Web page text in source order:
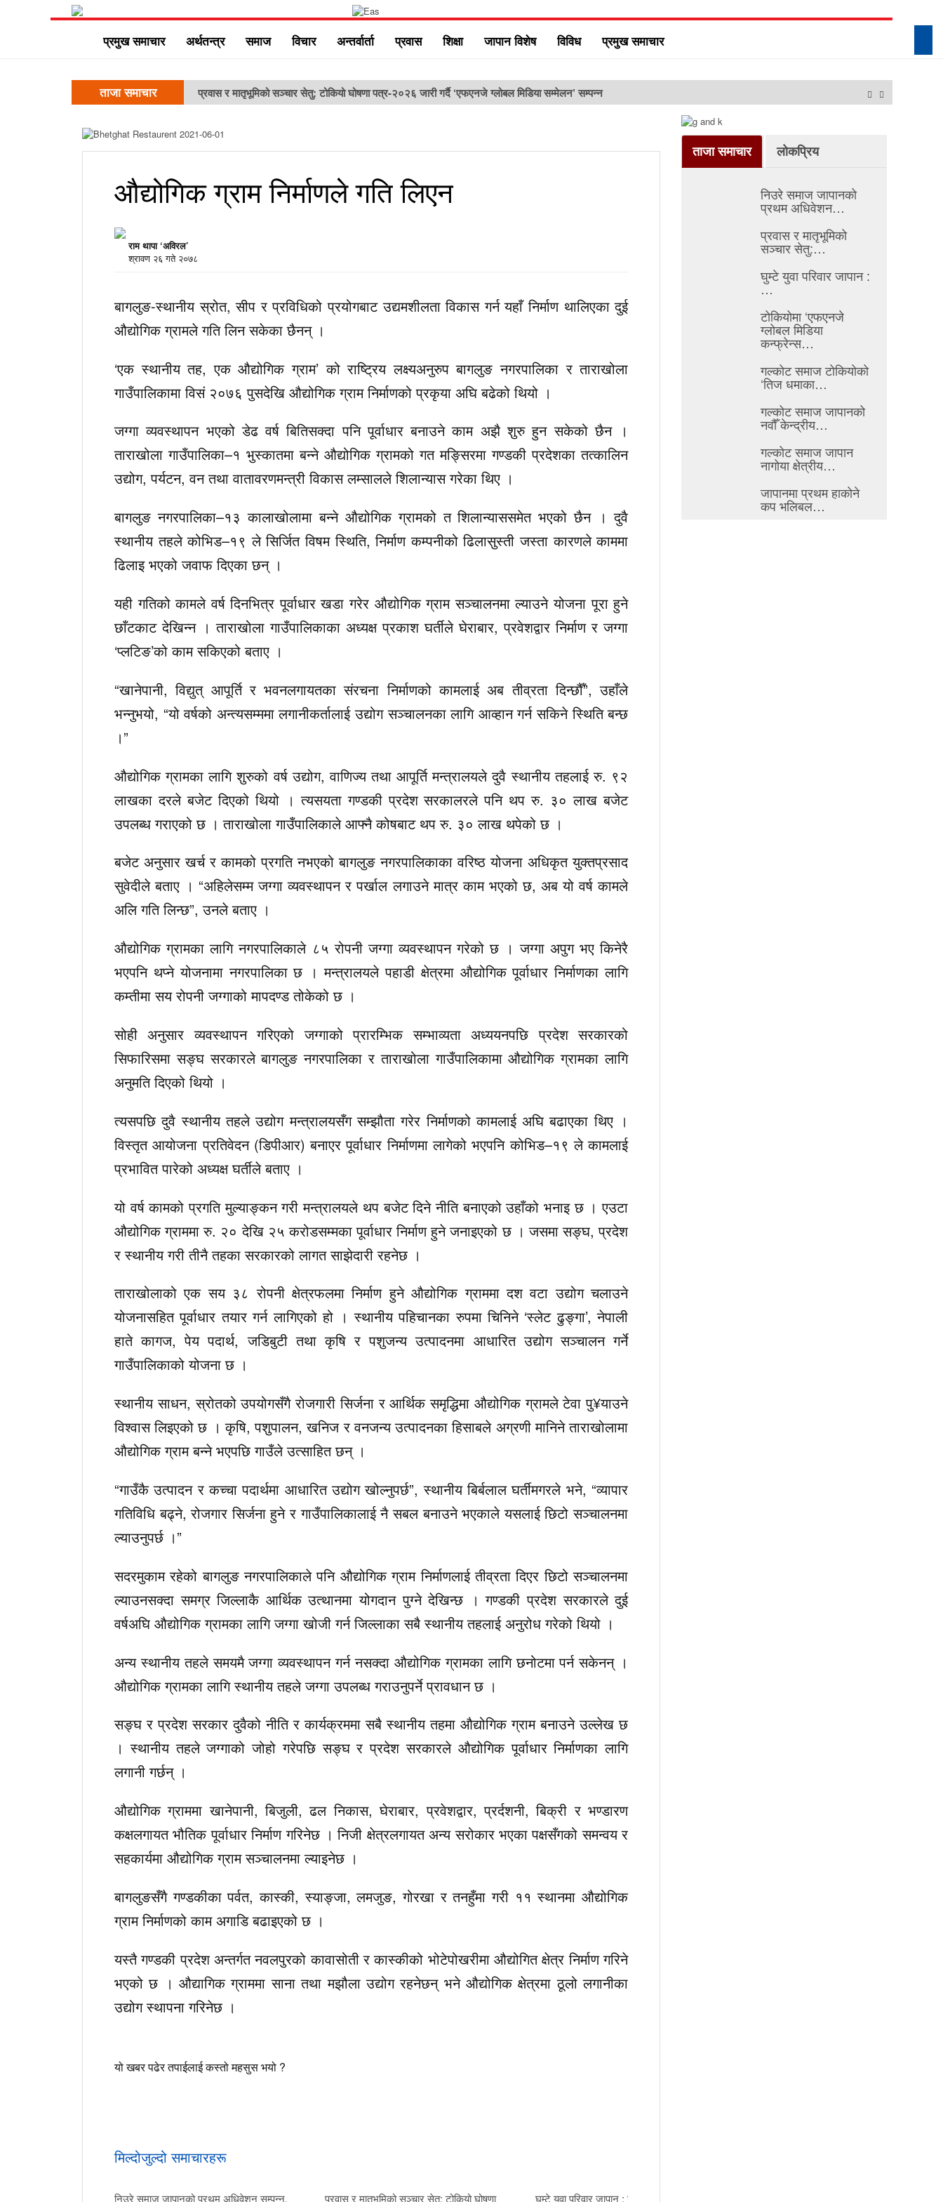
प्रमुख समाचार अर्थतन्त्र समाज विचार अन्तर्वार्ता प्रवास शिक्षा जापान विशेष विविध प्रमुख समाचार
ताजा समाचार प्रवास र मातृभूमिको सञ्चार सेतु: टोकियो घोषणा पत्र-२०२६ जारी गर्दै ‘एफएनजे ग्लोबल मिडिया सम्मेलन’ सम्पन्न टोकियोमा ‘एफएनजे
औद्योगिक ग्राम निर्माणले गति लिएन
राम थापा ‘अविरल’
श्रावण २६ गते २०७८
बागलुङ-स्थानीय स्रोत, सीप र प्रविधिको प्रयोगबाट उद्यमशीलता विकास गर्न यहाँ निर्माण थालिएका दुई
औद्योगिक ग्रामले गति लिन सकेका छैनन् ।
‘एक स्थानीय तह, एक औद्योगिक ग्राम’ को राष्ट्रिय लक्ष्यअनुरुप बागलुङ नगरपालिका र ताराखोला
गाउँपालिकामा विसं २०७६ पुसदेखि औद्योगिक ग्राम निर्माणको प्रकृया अघि बढेको थियो ।
जग्गा व्यवस्थापन भएको डेढ वर्ष बितिसक्दा पनि पूर्वाधार बनाउने काम अझै शुरु हुन सकेको छैन ।
ताराखोला गाउँपालिका–१ भुस्कातमा बन्ने औद्योगिक ग्रामको गत मङ्सिरमा गण्डकी प्रदेशका तत्कालिन
उद्योग, पर्यटन, वन तथा वातावरणमन्त्री विकास लम्सालले शिलान्यास गरेका थिए ।
बागलुङ नगरपालिका–१३ कालाखोलामा बन्ने औद्योगिक ग्रामको त शिलान्याससमेत भएको छैन । दुवै
स्थानीय तहले कोभिड–१९ ले सिर्जित विषम स्थिति, निर्माण कम्पनीको ढिलासुस्ती जस्ता कारणले काममा
ढिलाइ भएको जवाफ दिएका छन् ।
यही गतिको कामले वर्ष दिनभित्र पूर्वाधार खडा गरेर औद्योगिक ग्राम सञ्चालनमा ल्याउने योजना पूरा हुने
छाँटकाट देखिन्न । ताराखोला गाउँपालिकाका अध्यक्ष प्रकाश घर्तीले घेराबार, प्रवेशद्वार निर्माण र जग्गा
‘प्लटिङ’को काम सकिएको बताए ।
“खानेपानी, विद्युत् आपूर्ति र भवनलगायतका संरचना निर्माणको कामलाई अब तीव्रता दिन्छौँ”, उहाँले
भन्नुभयो, “यो वर्षको अन्त्यसम्ममा लगानीकर्तालाई उद्योग सञ्चालनका लागि आव्हान गर्न सकिने स्थिति बन्छ
।”
औद्योगिक ग्रामका लागि शुरुको वर्ष उद्योग, वाणिज्य तथा आपूर्ति मन्त्रालयले दुवै स्थानीय तहलाई रु. ९२
लाखका दरले बजेट दिएको थियो । त्यसयता गण्डकी प्रदेश सरकालरले पनि थप रु. ३० लाख बजेट
उपलब्ध गराएको छ । ताराखोला गाउँपालिकाले आफ्नै कोषबाट थप रु. ३० लाख थपेको छ ।
बजेट अनुसार खर्च र कामको प्रगति नभएको बागलुङ नगरपालिकाका वरिष्ठ योजना अधिकृत युक्तप्रसाद
सुवेदीले बताए । “अहिलेसम्म जग्गा व्यवस्थापन र पर्खाल लगाउने मात्र काम भएको छ, अब यो वर्ष कामले
अलि गति लिन्छ”, उनले बताए ।
औद्योगिक ग्रामका लागि नगरपालिकाले ८५ रोपनी जग्गा व्यवस्थापन गरेको छ । जग्गा अपुग भए किनेरै
भएपनि थप्ने योजनामा नगरपालिका छ । मन्त्रालयले पहाडी क्षेत्रमा औद्योगिक पूर्वाधार निर्माणका लागि
कम्तीमा सय रोपनी जग्गाको मापदण्ड तोकेको छ ।
सोही अनुसार व्यवस्थापन गरिएको जग्गाको प्रारम्भिक सम्भाव्यता अध्ययनपछि प्रदेश सरकारको
सिफारिसमा सङ्घ सरकारले बागलुङ नगरपालिका र ताराखोला गाउँपालिकामा औद्योगिक ग्रामका लागि
अनुमति दिएको थियो ।
त्यसपछि दुवै स्थानीय तहले उद्योग मन्त्रालयसँग सम्झौता गरेर निर्माणको कामलाई अघि बढाएका थिए ।
विस्तृत आयोजना प्रतिवेदन (डिपीआर) बनाएर पूर्वाधार निर्माणमा लागेको भएपनि कोभिड–१९ ले कामलाई
प्रभावित पारेको अध्यक्ष घर्तीले बताए ।
यो वर्ष कामको प्रगति मुल्याङ्कन गरी मन्त्रालयले थप बजेट दिने नीति बनाएको उहाँको भनाइ छ । एउटा
औद्योगिक ग्राममा रु. २० देखि २५ करोडसम्मका पूर्वाधार निर्माण हुने जनाइएको छ । जसमा सङ्घ, प्रदेश
र स्थानीय गरी तीनै तहका सरकारको लागत साझेदारी रहनेछ ।
ताराखोलाको एक सय ३८ रोपनी क्षेत्रफलमा निर्माण हुने औद्योगिक ग्राममा दश वटा उद्योग चलाउने
योजनासहित पूर्वाधार तयार गर्न लागिएको हो । स्थानीय पहिचानका रुपमा चिनिने ‘स्लेट ढुङ्गा’, नेपाली
हाते कागज, पेय पदार्थ, जडिबुटी तथा कृषि र पशुजन्य उत्पादनमा आधारित उद्योग सञ्चालन गर्ने
गाउँपालिकाको योजना छ ।
स्थानीय साधन, स्रोतको उपयोगसँगै रोजगारी सिर्जना र आर्थिक समृद्धिमा औद्योगिक ग्रामले टेवा पु¥याउने
विश्वास लिइएको छ । कृषि, पशुपालन, खनिज र वनजन्य उत्पादनका हिसाबले अग्रणी मानिने ताराखोलामा
औद्योगिक ग्राम बन्ने भएपछि गाउँले उत्साहित छन् ।
“गाउँकै उत्पादन र कच्चा पदार्थमा आधारित उद्योग खोल्नुपर्छ”, स्थानीय बिर्बलाल घर्तीमगरले भने, “व्यापार
गतिविधि बढ्ने, रोजगार सिर्जना हुने र गाउँपालिकालाई नै सबल बनाउने भएकाले यसलाई छिटो सञ्चालनमा
ल्याउनुपर्छ ।”
सदरमुकाम रहेको बागलुङ नगरपालिकाले पनि औद्योगिक ग्राम निर्माणलाई तीव्रता दिएर छिटो सञ्चालनमा
ल्याउनसक्दा समग्र जिल्लाकै आर्थिक उत्थानमा योगदान पुग्ने देखिन्छ । गण्डकी प्रदेश सरकारले दुई
वर्षअघि औद्योगिक ग्रामका लागि जग्गा खोजी गर्न जिल्लाका सबै स्थानीय तहलाई अनुरोध गरेको थियो ।
अन्य स्थानीय तहले समयमै जग्गा व्यवस्थापन गर्न नसक्दा औद्योगिक ग्रामका लागि छनोटमा पर्न सकेनन् ।
औद्योगिक ग्रामका लागि स्थानीय तहले जग्गा उपलब्ध गराउनुपर्ने प्रावधान छ ।
सङ्घ र प्रदेश सरकार दुवैको नीति र कार्यक्रममा सबै स्थानीय तहमा औद्योगिक ग्राम बनाउने उल्लेख छ
। स्थानीय तहले जग्गाको जोहो गरेपछि सङ्घ र प्रदेश सरकारले औद्योगिक पूर्वाधार निर्माणका लागि
लगानी गर्छन् ।
औद्योगिक ग्राममा खानेपानी, बिजुली, ढल निकास, घेराबार, प्रवेशद्वार, प्रर्दशनी, बिक्री र भण्डारण
कक्षलगायत भौतिक पूर्वाधार निर्माण गरिनेछ । निजी क्षेत्रलगायत अन्य सरोकार भएका पक्षसँगको समन्वय र
सहकार्यमा औद्योगिक ग्राम सञ्चालनमा ल्याइनेछ ।
बागलुङसँगै गण्डकीका पर्वत, कास्की, स्याङ्जा, लमजुङ, गोरखा र तनहुँमा गरी ११ स्थानमा औद्योगिक
ग्राम निर्माणको काम अगाडि बढाइएको छ ।
यस्तै गण्डकी प्रदेश अन्तर्गत नवलपुरको कावासोती र कास्कीको भोटेपोखरीमा औद्योगित क्षेत्र निर्माण गरिने
भएको छ । औद्यागिक ग्राममा साना तथा मझौला उद्योग रहनेछन् भने औद्योगिक क्षेत्रमा ठूलो लगानीका
उद्योग स्थापना गरिनेछ ।
यो खबर पढेर तपाईलाई कस्तो महसुस भयो ?
मिल्दोजुल्दो समाचारहरू
निउरे समाज जापानको प्रथम अधिवेशन सम्पन्न, प्रवास र मातृभूमिको सञ्चार सेतु: टोकियो घोषणा घुम्टे युवा परिवार जापान : खेलकुददेखि शिक्षा र
ताजा समाचार लोकप्रिय
निउरे समाज जापानको
प्रथम अधिवेशन…
प्रवास र मातृभूमिको
सञ्चार सेतु:…
घुम्टे युवा परिवार जापान :
…
टोकियोमा ‘एफएनजे
ग्लोबल मिडिया
कन्फ्रेन्स…
गल्कोट समाज टोकियोको
‘तिज धमाका…
गल्कोट समाज जापानको
नवौँ केन्द्रीय…
गल्कोट समाज जापान
नागोया क्षेत्रीय…
जापानमा प्रथम हाकोने
कप भलिबल…